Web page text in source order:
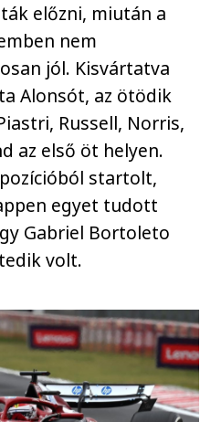
előzni, miután a
nem
jól. Kisvártatva
Alonsót, az ötödik
Russell, Norris,
az első öt helyen.
startolt,
egyet tudott
Gabriel Bortoleto
volt.